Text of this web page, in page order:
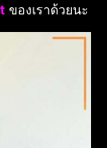
ของเราด้วยนะ